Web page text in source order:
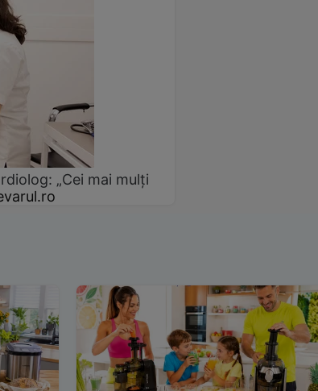
„Cei mai mulți